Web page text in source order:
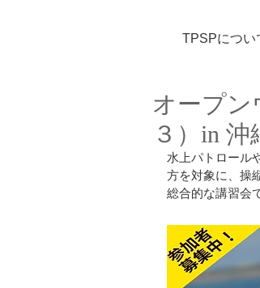
TPSPについ
オープン
３）in
水上パトロール
方を対象に、操
総合的な講習会